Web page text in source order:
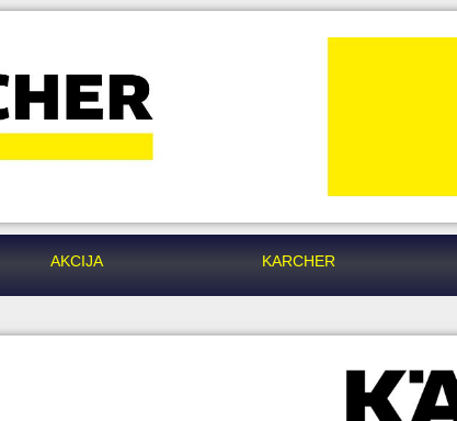
AKCIJA KARCHER